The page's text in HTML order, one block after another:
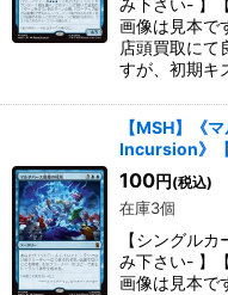
み下さい- 】
画像は見本で
店頭買取にて
すが、初期キ
【MSH】《
Incursion》【
100円 (税込)
在庫3個
【シングル
み下さい- 】
画像は見本で